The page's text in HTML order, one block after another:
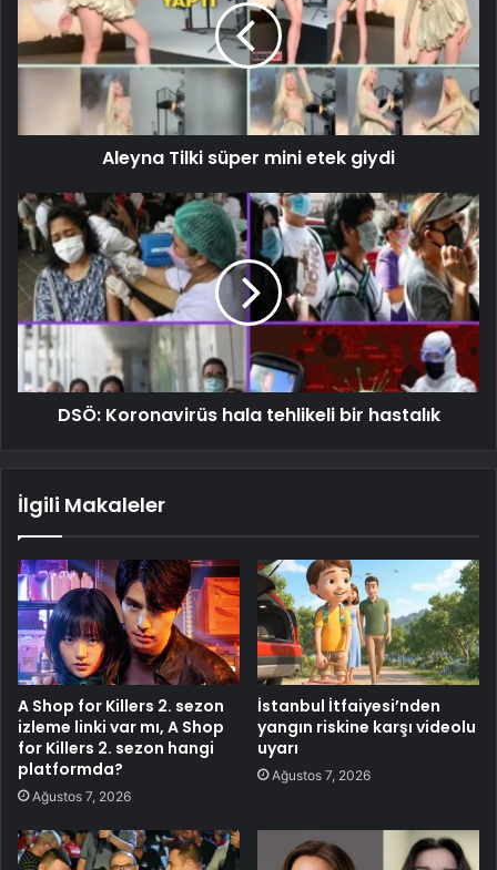
Aleyna Tilki süper mini etek giydi
DSÖ: Koronavirüs hala tehlikeli bir hastalık
İlgili Makaleler
A Shop for Killers 2. sezon
izleme linki var mı, A Shop
for Killers 2. sezon hangi
platformda?
Ağustos 7, 2026
İstanbul İtfaiyesi’nden
yangın riskine karşı videolu
uyarı
Ağustos 7, 2026